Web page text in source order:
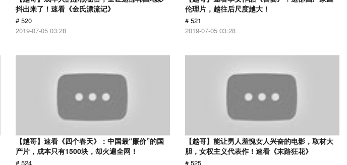
抖出来了！速看《金氏漂流记》
# 520
2019-07-05 03:28
伦理片，越往后尺度越大！
# 521
2019-07-05 03:28
【越哥】速看《四个春天》：中国最“廉价”的国
产片，成本只有1500块，却火遍全网！
# 524
【越哥】能让男人羞愧女人兴奋的电影，取材大
胆，女权主义代表作！速看《末路狂花》
# 525